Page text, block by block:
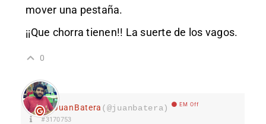
mover una pestaña.
¡¡Que chorra tienen!! La suerte de los vagos.
0
JuanBatera (@juanbatera) EM Off
#3170753